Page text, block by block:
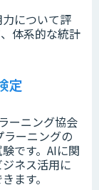
について評
体系的な統計
定
ーニング協会
ラーニングの
です。AIに関
ネス活⽤に
ます。